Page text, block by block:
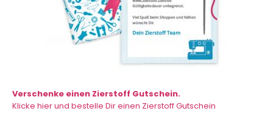
Verschenke einen Zierstoff Gutschein.
Klicke hier und bestelle Dir einen Zierstoff Gutschein